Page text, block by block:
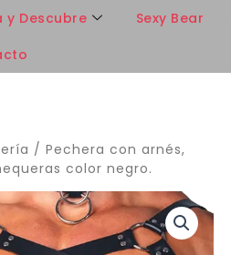
y Descubre Sexy Bear
/ Pechera con arnés,
color negro.